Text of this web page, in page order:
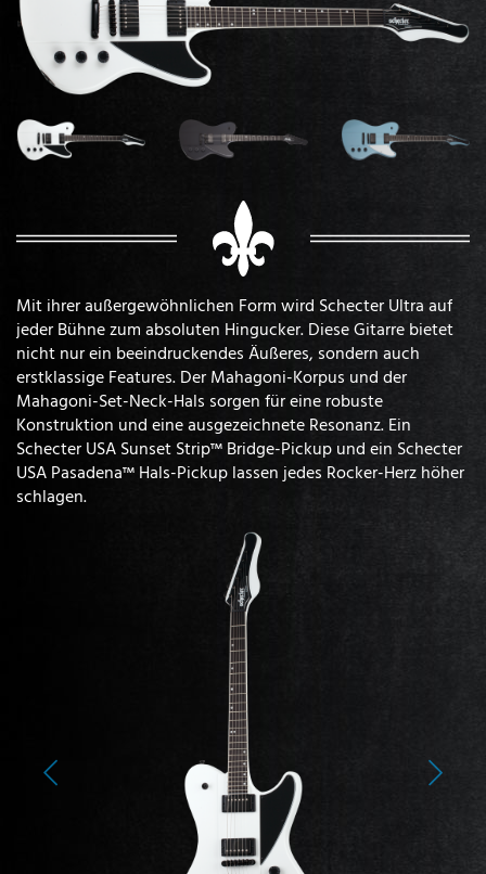
Mit ihrer außergewöhnlichen Form wird Schecter Ultra auf
jeder Bühne zum absoluten Hingucker. Diese Gitarre bietet
nicht nur ein beeindruckendes Äußeres, sondern auch
erstklassige Features. Der Mahagoni-Korpus und der
Mahagoni-Set-Neck-Hals sorgen für eine robuste
Konstruktion und eine ausgezeichnete Resonanz. Ein
Schecter USA Sunset Strip™ Bridge-Pickup und ein Schecter
USA Pasadena™ Hals-Pickup lassen jedes Rocker-Herz höher
schlagen.
Previous Next